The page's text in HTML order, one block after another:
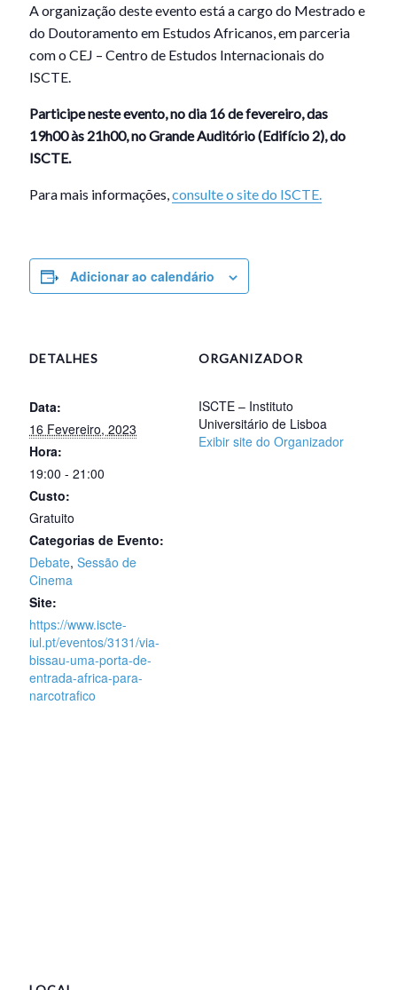
A organização deste evento está a cargo do Mestrado e
do Doutoramento em Estudos Africanos, em parceria
com o CEJ – Centro de Estudos Internacionais do
ISCTE.
Participe neste evento, no dia 16 de fevereiro, das
19h00 às 21h00, no Grande Auditório (Edifício 2), do
ISCTE.
Para mais informações,consulte o site do ISCTE.
Adicionar ao calendário
DETALHES
Data:
16 Fevereiro, 2023
Hora:
19:00 - 21:00
Custo:
Gratuito
Categorias de Evento:
Debate,Sessão de
Cinema
Site:
https://www.iscte-
iul.pt/eventos/3131/via-
bissau-uma-porta-de-
entrada-africa-para-
narcotrafico
ORGANIZADOR
ISCTE – Instituto
Universitário de Lisboa
Exibir site do Organizador